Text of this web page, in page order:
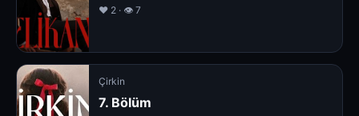
❤️ 2 · 👁 7
Çirkin
7. Bölüm